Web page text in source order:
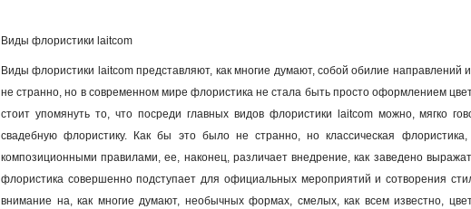
Виды флористики laitcom
Виды флористики laitcom представляют, как многие думают, собой обилие
не странно, но в современном мире флористика не стала быть просто оформлением
стоит упомянуть то, что посреди главных видов флористики laitcom можно, мягко
свадебную флориcтику. Как бы это было не странно, но классическая
композиционными правилами, ее, наконец, различает внедрение, как заведено
флористика совершенно подступает для официальных мероприятий и сотворения
внимание на, как многие думают, необычных формах, смелых, как всем известно,